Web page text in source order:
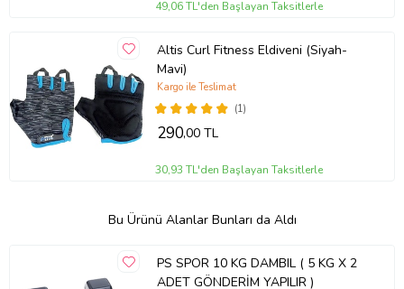
49,06 TL'den Başlayan Taksitlerle
Altis Curl Fitness Eldiveni (Siyah-
Mavi)
(1)
Kargo ile Teslimat
290,00 TL
30,93 TL'den Başlayan Taksitlerle
Bu Ürünü Alanlar Bunları da Aldı
PS SPOR 10 KG DAMBIL ( 5 KG X 2
ADET GÖNDERİM YAPILIR )